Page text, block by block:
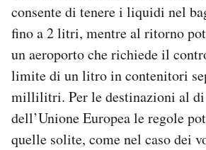
consente di tenere i liquidi nel
fino a 2 litri, mentre al ritorno
un aeroporto che richiede il
limite di un litro in contenitori
millilitri. Per le destinazioni al
dell’Unione Europea le regole
quelle solite, come nel caso dei